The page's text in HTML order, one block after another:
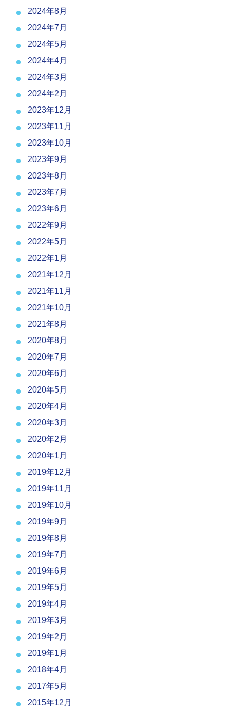
2024年8月
2024年7月
2024年5月
2024年4月
2024年3月
2024年2月
2023年12月
2023年11月
2023年10月
2023年9月
2023年8月
2023年7月
2023年6月
2022年9月
2022年5月
2022年1月
2021年12月
2021年11月
2021年10月
2021年8月
2020年8月
2020年7月
2020年6月
2020年5月
2020年4月
2020年3月
2020年2月
2020年1月
2019年12月
2019年11月
2019年10月
2019年9月
2019年8月
2019年7月
2019年6月
2019年5月
2019年4月
2019年3月
2019年2月
2019年1月
2018年4月
2017年5月
2015年12月